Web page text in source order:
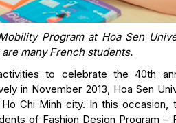
Program at Hoa Sen
many French students.
to celebrate the 40th
in November 2013, Hoa Sen
Ho Chi Minh city. In this
of Fashion Design Program